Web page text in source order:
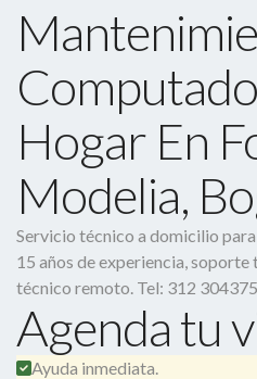
Hogar En
Modelia,
Servicio técnico a domicilio
15 años de experiencia,
técnico remoto. Tel: 312
Agenda tu
Ayuda inmediata.